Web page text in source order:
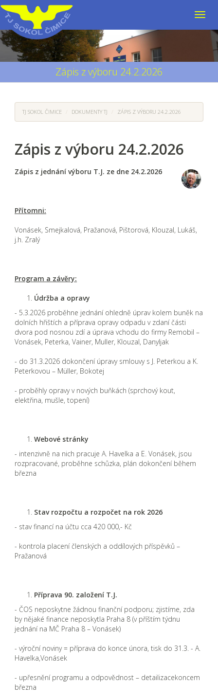
Zápis z výboru 24.2.2026
TJ SOKOL ČIMICE DOKUMENTY TJ ZÁPIS Z VÝBORU 24.2.2026
Zápis z výboru 24.2.2026
Zápis z jednání výboru T.J. ze dne 24.2.2026
Přítomni:
Vonásek, Smejkalová, Pražanová, Pištorová, Klouzal, Lukáš,
j.h. Zralý
Program a závěry:
Údržba a opravy
- 5.3.2026 proběhne jednání ohledně úprav kolem buněk na
dolních hřištích a příprava opravy odpadu v zdaní části
dvora pod nosnou zdí a úprava vchodu do firmy Remobil –
Vonásek, Peterka, Vainer, Muller, Klouzal, Danyljak
- do 31.3.2026 dokončení úpravy smlouvy s J. Peterkou a K.
Peterkovou – Müller, Bokotej
- proběhly opravy v nových buňkách (sprchový kout,
elektřina, mušle, topení)
Webové stránky
- intenzivně na nich pracuje A. Havelka a E. Vonásek, jsou
rozpracované, proběhne schůzka, plán dokončení během
března
Stav rozpočtu a rozpočet na rok 2026
- stav financí na účtu cca 420 000,- Kč
- kontrola placení členských a oddílových příspěvků –
Pražanová
Příprava 90. založení T.J.
- ČOS neposkytne žádnou finanční podporu; zjistíme, zda
by nějaké finance neposkytla Praha 8 (v příštím týdnu
jednání na MČ Praha 8 – Vonásek)
- výroční noviny = příprava do konce února, tisk do 31.3. - A.
Havelka,Vonásek
- upřesnění programu a odpovědnost – detailizacekoncem
března